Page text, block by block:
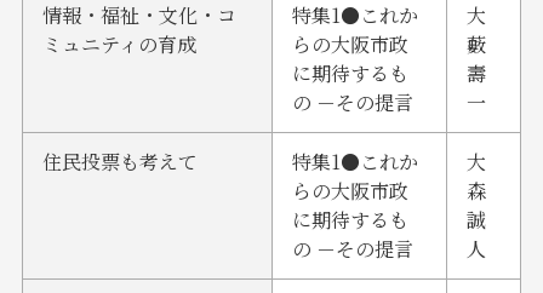
情報・福祉・文化・コ
ミュニティの育成
特集1●これか
らの大阪市政
に期待するも
の －その提言
大
藪
壽
一
住民投票も考えて
特集1●これか
らの大阪市政
に期待するも
の －その提言
大
森
誠
人